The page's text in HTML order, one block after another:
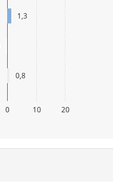
0 10 20
1,3
0,8